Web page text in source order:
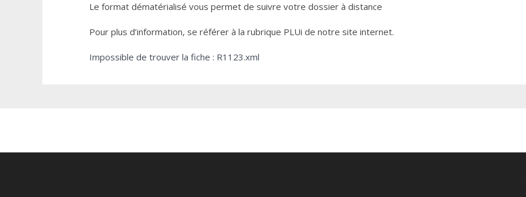
Le format dématérialisé vous permet de suivre votre dossier à distance
Pour plus d’information, se référer à la rubrique PLUi de notre site internet.
Impossible de trouver la fiche : R1123.xml